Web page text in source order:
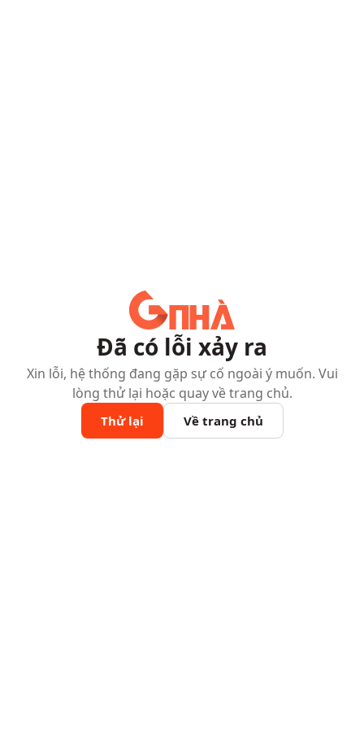
Đã có lỗi xảy ra
Xin lỗi, hệ thống đang gặp sự cố ngoài ý muốn. Vui
lòng thử lại hoặc quay về trang chủ.
Thử lại Về trang chủ